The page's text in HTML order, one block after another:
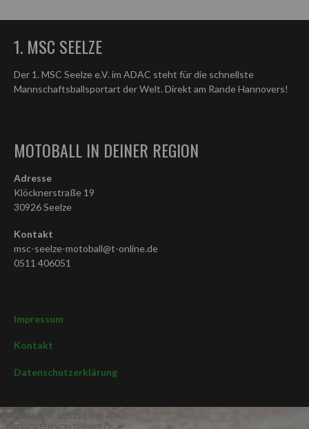
1. MSC SEELZE
Der 1. MSC Seelze e.V. im ADAC steht für die schnellste
Mannschaftsballsportart der Welt. Direkt am Rande Hannovers!
MOTOBALL IN DEINER REGION
Adresse
Klöcknerstraße 19
30926 Seelze
Kontakt
msc-seelze-motoball@t-online.de
0511 406051
Impressum
Kontakt
Datenschutzerklärung
© 2026 1. MSC SEELZE E.V. IM ADAC
ENTWORFEN VON THEMEBOY